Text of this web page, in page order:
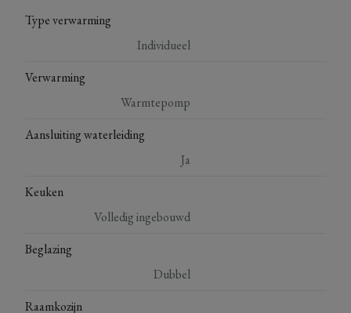
Type verwarming
Individueel
Verwarming
Warmtepomp
Aansluiting waterleiding
Ja
Keuken
Volledig ingebouwd
Beglazing
Dubbel
Raamkozijn